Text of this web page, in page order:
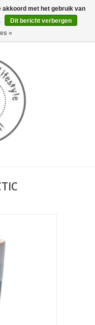
0 Artikelen - €0,00
akkoord met het gebruik van
Dit bericht verbergen
»